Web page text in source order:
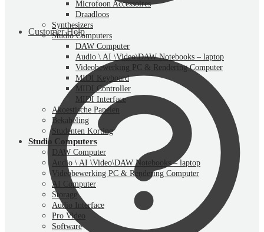
Customer Help
Microfoon Accessoires
Draadloos
Synthesizers
Studio Computers
DAW Computer
Audio \ AI \Video\DAW Notebooks – laptop
Videobewerking PC & Rendering Computer
MIDI Keyboard
MIDI Controller
MIDI Interface
Akoestische Panelen
Bekabeling
Studenten Korting
Studio Computers
DAW Computer
Audio \ AI \Video\DAW Notebooks – laptop
Videobewerking PC & Rendering Computer
AI Computer
Storage
Audio Interface
Pro Video
Software